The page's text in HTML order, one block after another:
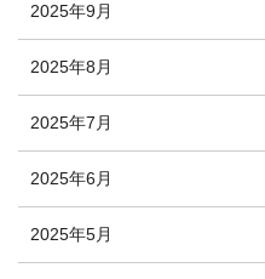
2025年9月
2025年8月
2025年7月
2025年6月
2025年5月